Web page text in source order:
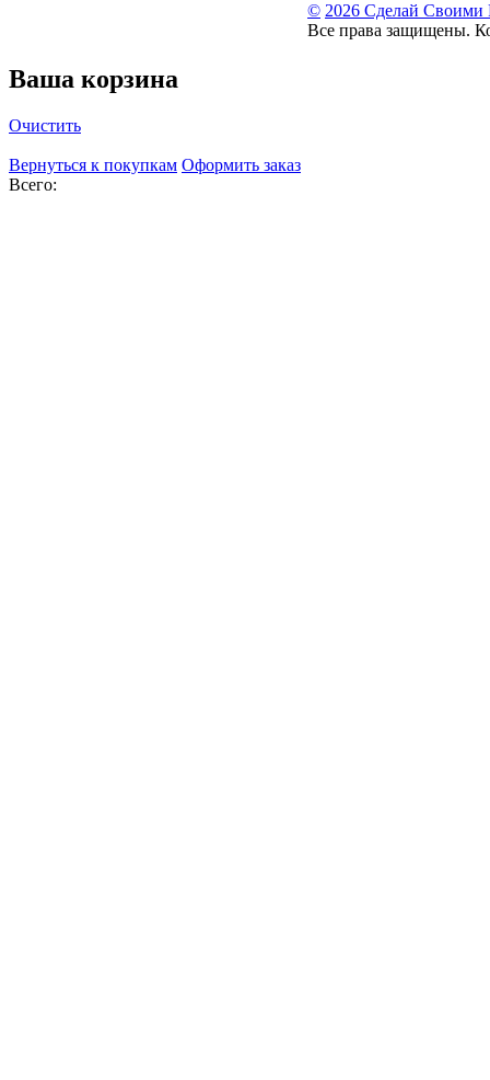
© 2026 Сделай Своими
Все права защищены.
Ваша корзина
Очистить
Вернуться к покупкам Оформить заказ
Всего: